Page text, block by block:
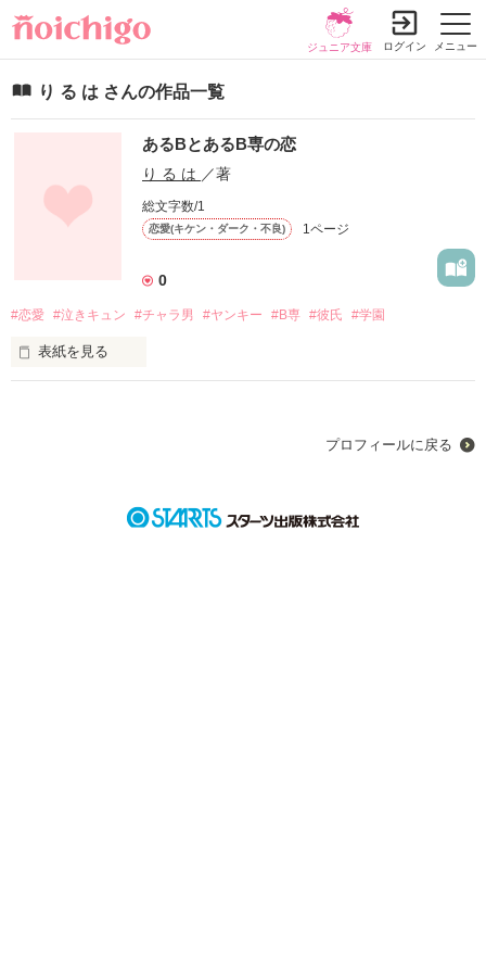
メニュー
ジュニア文庫 ログイン
り る は さんの作品一覧
あるBとあるB専の恋
り る は ／著
総文字数/1
恋愛(キケン・ダーク・不良) 1ページ
0
#恋愛 #泣きキュン #チャラ男 #ヤンキー #B専 #彼氏 #学園
表紙を見る
プロフィールに戻る